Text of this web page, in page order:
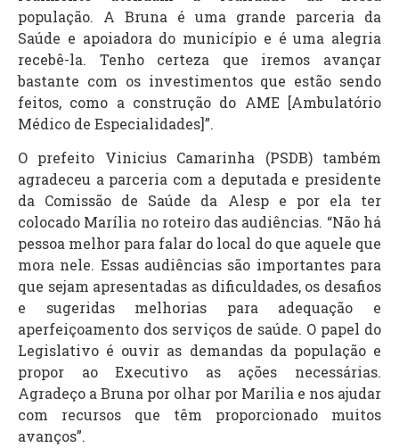
população. A Bruna é uma grande parceria da
Saúde e apoiadora do município e é uma alegria
recebê-la. Tenho certeza que iremos avançar
bastante com os investimentos que estão sendo
feitos, como a construção do AME [Ambulatório
Médico de Especialidades]”.
O prefeito Vinicius Camarinha (PSDB) também
agradeceu a parceria com a deputada e presidente
da Comissão de Saúde da Alesp e por ela ter
colocado Marília no roteiro das audiências. “Não há
pessoa melhor para falar do local do que aquele que
mora nele. Essas audiências são importantes para
que sejam apresentadas as dificuldades, os desafios
e sugeridas melhorias para adequação e
aperfeiçoamento dos serviços de saúde. O papel do
Legislativo é ouvir as demandas da população e
propor ao Executivo as ações necessárias.
Agradeço a Bruna por olhar por Marília e nos ajudar
com recursos que têm proporcionado muitos
avanços”.